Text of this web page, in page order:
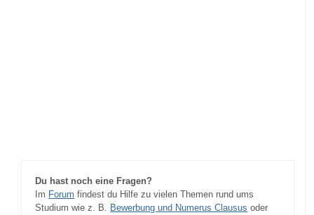
Du hast noch eine Fragen?
Im Forum findest du Hilfe zu vielen Themen rund ums
Studium wie z. B. Bewerbung und Numerus Clausus oder